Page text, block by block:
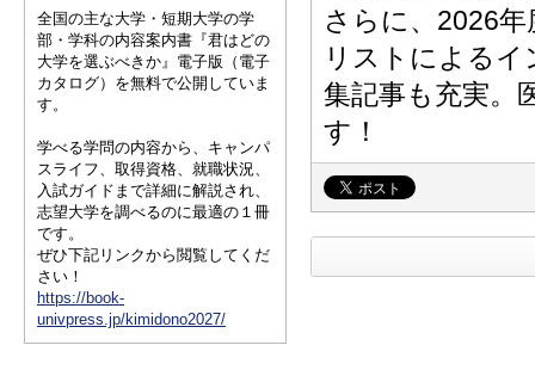
全国の主な大学・短期大学の学
部・学科の内容案内書『君はどの
大学を選ぶべきか』電子版（電子
カタログ）を無料で公開していま
す。
学べる学問の内容から、キャンパ
スライフ、取得資格、就職状況、
入試ガイドまで詳細に解説され、
志望大学を調べるのに最適の１冊
です。
ぜひ下記リンクから閲覧してくだ
さい！
https://book-
univpress.jp/kimidono2027/
さらに、2026
リストによる
集記事も充実。
す！